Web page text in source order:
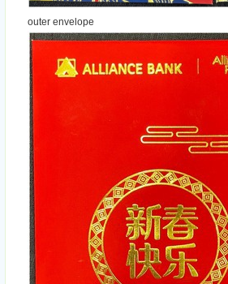
outer envelope